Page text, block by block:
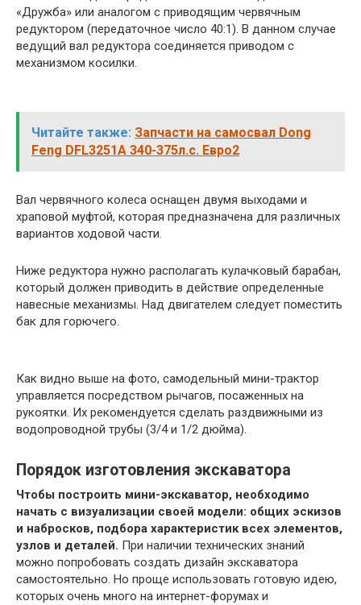
«Дружба» или аналогом с приводящим червячным
редуктором (передаточное число 40:1). В данном случае
ведущий вал редуктора соединяется приводом с
механизмом косилки.
Читайте также: Запчасти на самосвал Dong
Feng DFL3251A 340-375л.с. Евро2
Вал червячного колеса оснащен двумя выходами и
храповой муфтой, которая предназначена для различных
вариантов ходовой части.
Ниже редуктора нужно располагать кулачковый барабан,
который должен приводить в действие определенные
навесные механизмы. Над двигателем следует поместить
бак для горючего.
Как видно выше на фото, самодельный мини-трактор
управляется посредством рычагов, посаженных на
рукоятки. Их рекомендуется сделать раздвижными из
водопроводной трубы (3/4 и 1/2 дюйма).
Порядок изготовления экскаватора
Чтобы построить мини-экскаватор, необходимо
начать с визуализации своей модели: общих эскизов
и набросков, подбора характеристик всех элементов,
узлов и деталей. При наличии технических знаний
можно попробовать создать дизайн экскаватора
самостоятельно. Но проще использовать готовую идею,
которых очень много на интернет-форумах и